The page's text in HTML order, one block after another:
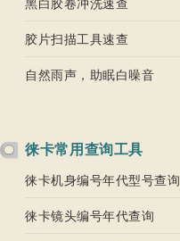
黑白胶卷冲洗速查
胶片扫描工具速查
自然雨声，助眠白噪音
徕卡常用查询工具
徕卡机身编号年代型号查询
徕卡镜头编号年代查询